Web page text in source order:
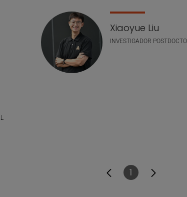
Xiaoyue Liu
INVESTIGADOR
Página
1